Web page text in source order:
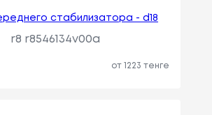
стабилизатора - d18
r8 r8546134v00a
от 1223 тенге